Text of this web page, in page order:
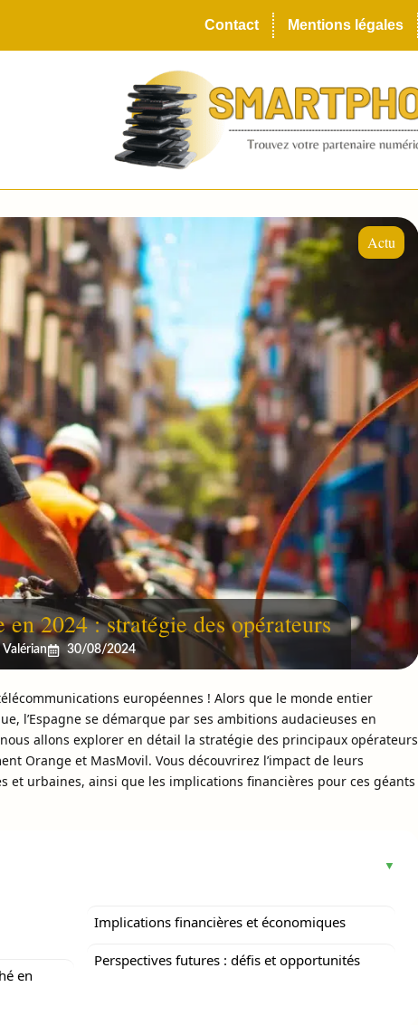
Contact Mentions légales
2024 : stratégie des opérateurs
Valérian 30/08/2024
Actu
européennes ! Alors que le monde entier
l’Espagne se démarque par ses ambitions audacieuses en
allons explorer en détail la stratégie des principaux opérateurs
Orange et MasMovil. Vous découvrirez l’impact de leurs
et urbaines, ainsi que les implications financières pour ces géants
en
Implications financières et économiques
Perspectives futures : défis et opportunités